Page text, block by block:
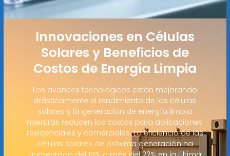
Innovaciones en Células
Solares y Beneficios de
Costos de Energía Limpia
Los avances tecnológicos están mejorando
drásticamente el rendimiento de las células
solares y la generación de energía limpia
mientras reducen los costos para aplicaciones
residenciales y comerciales. La eficiencia de las
células solares de próxima generación ha